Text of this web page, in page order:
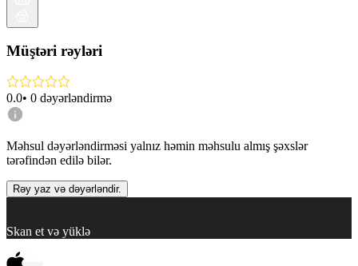
Müştəri rəyləri
0.0• 0 dəyərləndirmə
Məhsul dəyərləndirməsi yalnız həmin məhsulu almış şəxslər
tərəfindən edilə bilər.
Rəy yaz və dəyərləndir.
Skan et və yüklə